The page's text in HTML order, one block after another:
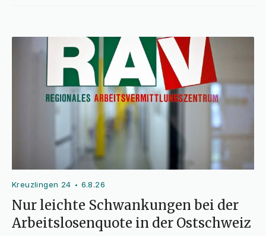
Kreuzlingen 24 • 6.8.26
Nur leichte Schwankungen bei der
Arbeitslosenquote in der Ostschweiz